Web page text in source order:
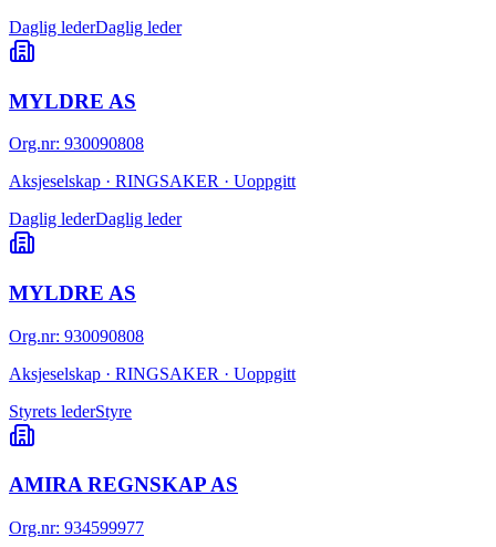
Daglig lederDaglig leder
MYLDRE AS
Org.nr: 930090808
Aksjeselskap · RINGSAKER · Uoppgitt
Daglig lederDaglig leder
MYLDRE AS
Org.nr: 930090808
Aksjeselskap · RINGSAKER · Uoppgitt
Styrets lederStyre
AMIRA REGNSKAP AS
Org.nr: 934599977